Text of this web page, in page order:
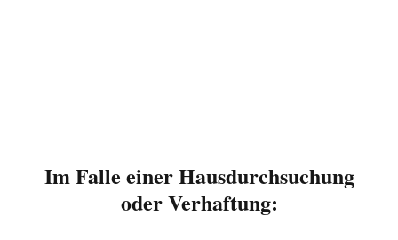
Im Falle einer Haus­durchsuchung
oder Verhaftung: